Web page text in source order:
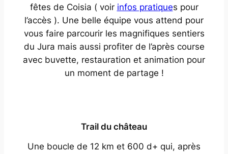
fêtes de Coisia ( voir infos pratiques pour
l’accès ). Une belle équipe vous attend pour
vous faire parcourir les magnifiques sentiers
du Jura mais aussi profiter de l’après course
avec buvette, restauration et animation pour
un moment de partage !
Trail du château
Une boucle de 12 km et 600 d+ qui, après